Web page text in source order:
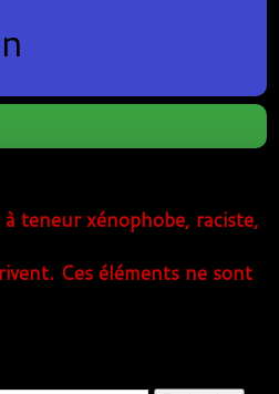
teneur xénophobe, raciste,
Ces éléments ne sont